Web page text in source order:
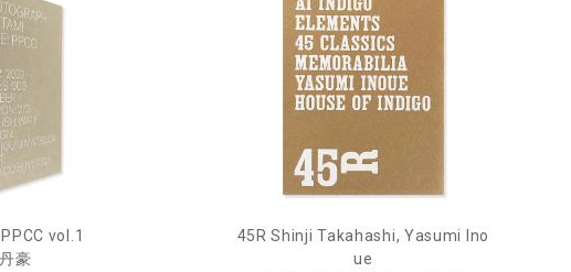
vol.1
豪
45R Shinji Takahashi, Yasumi Ino
ue